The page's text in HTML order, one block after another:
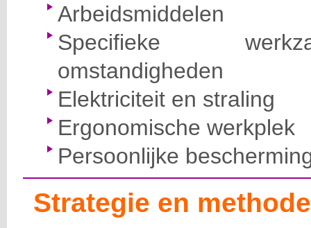
Arbeidsmiddelen
Specifieke
omstandigheden
Elektriciteit en straling
Ergonomische werkplek
Persoonlijke
Strategie en